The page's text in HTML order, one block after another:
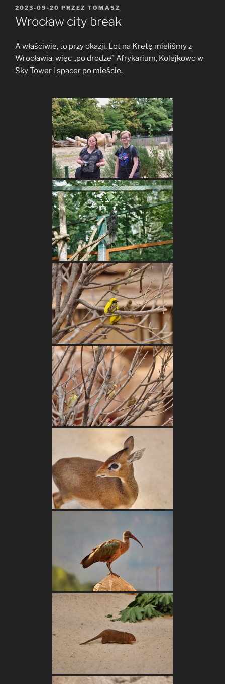
OPUBLIKOWANE
W
2023-09-20 PRZEZ TOMASZ
Wrocław city break
A właściwie, to przy okazji. Lot na Kretę mieliśmy z
Wrocławia, więc „po drodze” Afrykarium, Kolejkowo w
Sky Tower i spacer po mieście.